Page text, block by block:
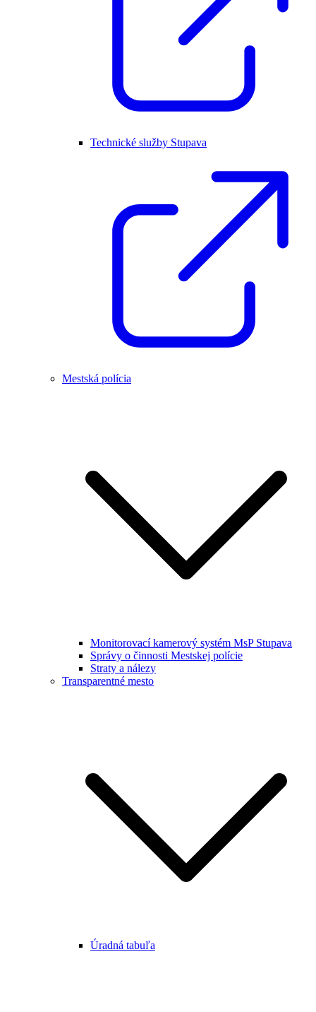
Technické služby Stupava
Mestská polícia
Monitorovací kamerový systém MsP Stupava
Správy o činnosti Mestskej polície
Straty a nálezy
Transparentné mesto
Úradná tabuľa